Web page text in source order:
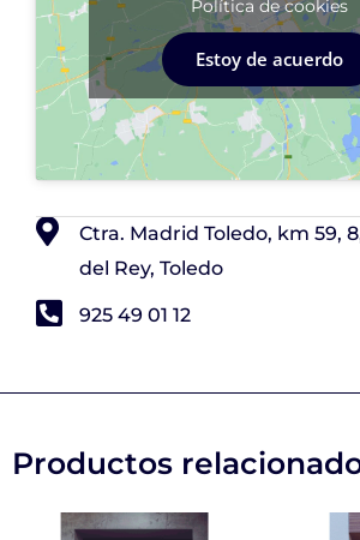
Política de cookies
Estoy de acuerdo
Ctra. Madrid Toledo, km 59,
del Rey, Toledo
925 49 01 12
Productos